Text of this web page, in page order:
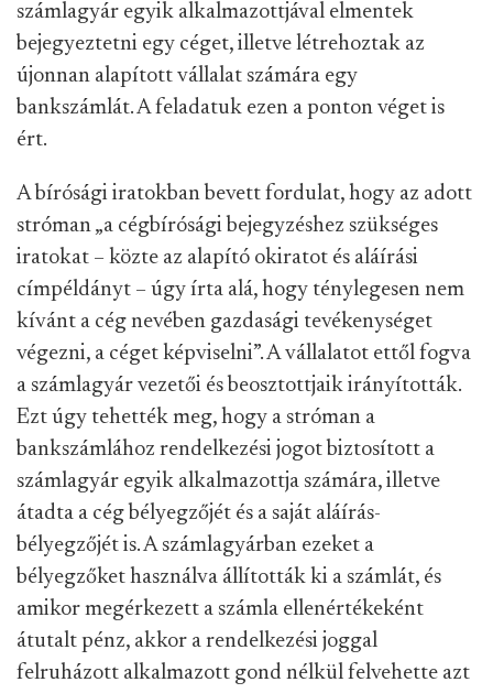
számlagyár egyik alkalmazottjával elmentek
bejegyeztetni egy céget, illetve létrehoztak az
újonnan alapított vállalat számára egy
bankszámlát. A feladatuk ezen a ponton véget is
ért.
A bírósági iratokban bevett fordulat, hogy az adott
stróman „a cégbírósági bejegyzéshez szükséges
iratokat – közte az alapító okiratot és aláírási
címpéldányt – úgy írta alá, hogy ténylegesen nem
kívánt a cég nevében gazdasági tevékenységet
végezni, a céget képviselni”. A vállalatot ettől fogva
a számlagyár vezetői és beosztottjaik irányították.
Ezt úgy tehették meg, hogy a stróman a
bankszámlához rendelkezési jogot biztosított a
számlagyár egyik alkalmazottja számára, illetve
átadta a cég bélyegzőjét és a saját aláírás-
bélyegzőjét is. A számlagyárban ezeket a
bélyegzőket használva állították ki a számlát, és
amikor megérkezett a számla ellenértékeként
átutalt pénz, akkor a rendelkezési joggal
felruházott alkalmazott gond nélkül felvehette azt